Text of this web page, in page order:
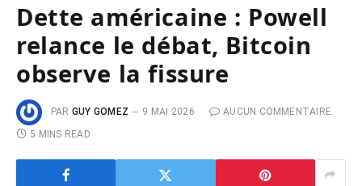
Dette américaine : Powell
relance le débat, Bitcoin
observe la fissure
PAR GUY GOMEZ 9 MAI 2026
AUCUN COMMENTAIRE
5 MINS READ